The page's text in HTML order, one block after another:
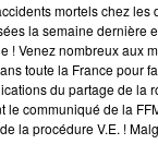
mortels chez les
la semaine dernière
! Venez nombreux aux
toute la France pour
du partage de la
le communiqué de la
la procédure V.E. !